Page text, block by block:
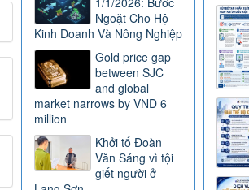
Ngoặt Cho Hộ
Kinh Doanh Và Nông Nghiệp
Gold price gap
between SJC
and global
market narrows by VND 6
million
Khởi tố Đoàn
Văn Sáng vì tội
giết người ở